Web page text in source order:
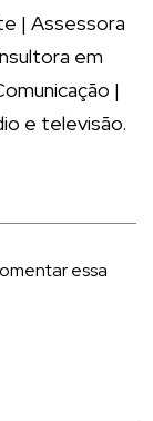
| Assessora
em
|
e televisão.
essa